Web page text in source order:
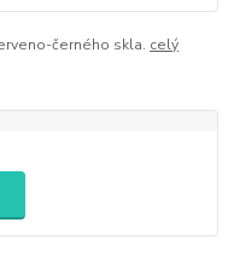
černého skla. celý